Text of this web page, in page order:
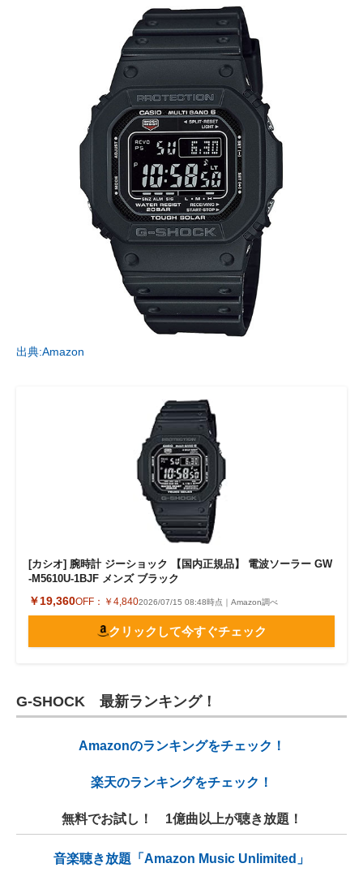
出典:Amazon
[カシオ] 腕時計 ジーショック 【国内正規品】 電波ソーラー GW
-M5610U-1BJF メンズ ブラック
￥19,360OFF： ￥4,8402026/07/15 08:48時点｜Amazon調べ
クリックして今すぐチェック
G-SHOCK 最新ランキング！
Amazonのランキングをチェック！
楽天のランキングをチェック！
無料でお試し！ 1億曲以上が聴き放題！
音楽聴き放題「Amazon Music Unlimited」